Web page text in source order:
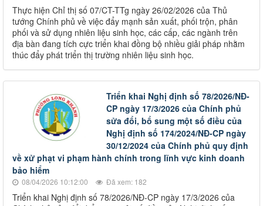
Thực hiện Chỉ thị số 07/CT-TTg ngày 26/02/2026 của Thủ
tướng Chính phủ về việc đẩy mạnh sản xuất, phối trộn, phân
phối và sử dụng nhiên liệu sinh học, các cấp, các ngành trên
địa bàn đang tích cực triển khai đồng bộ nhiều giải pháp nhằm
thúc đẩy phát triển thị trường nhiên liệu sinh học.
Triển khai Nghị định số 78/2026/NĐ-
CP ngày 17/3/2026 của Chính phủ
sửa đổi, bổ sung một số điều của
Nghị định số 174/2024/NĐ-CP ngày
30/12/2024 của Chính phủ quy định
về xử phạt vi phạm hành chính trong lĩnh vực kinh doanh
bảo hiểm
08/04/2026 10:12:00 Đã xem: 182
Triển khai Nghị định số 78/2026/NĐ-CP ngày 17/3/2026 của